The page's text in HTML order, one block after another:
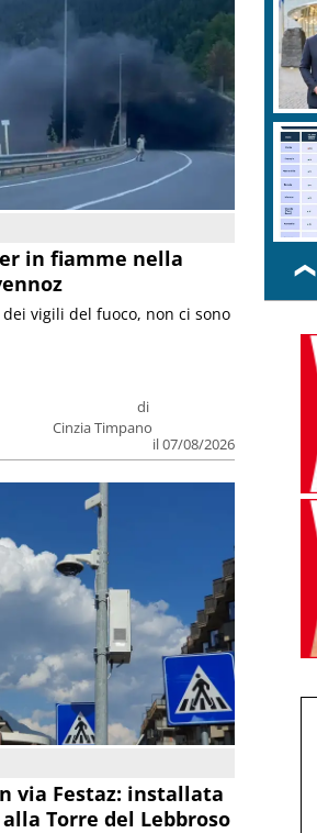
in fiamme nella
di
Cinzia Timpano
il 07/08/2026
vigili del fuoco, non ci sono
via Festaz: installata
Torre del Lebbroso
❮